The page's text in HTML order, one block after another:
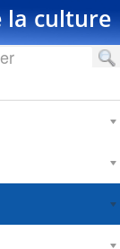
la culture